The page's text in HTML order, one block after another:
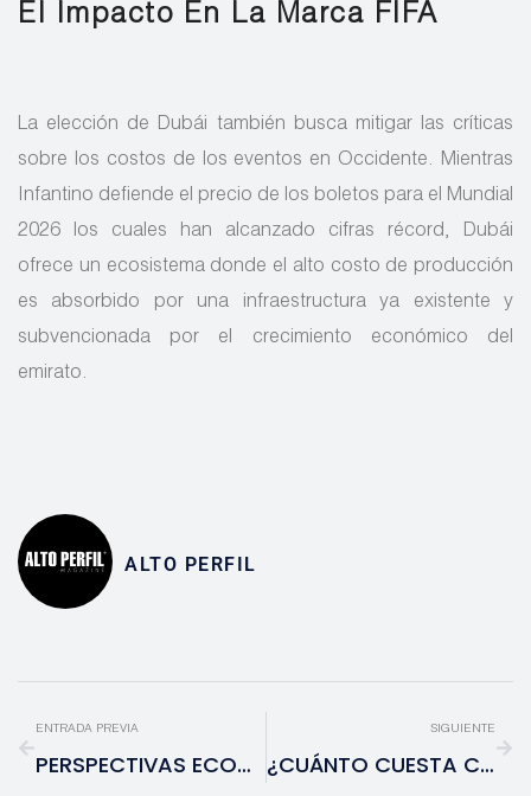
El Impacto En La Marca FIFA
La elección de Dubái también busca mitigar las críticas
sobre los costos de los eventos en Occidente. Mientras
Infantino defiende el precio de los boletos para el Mundial
2026 los cuales han alcanzado cifras récord, Dubái
ofrece un ecosistema donde el alto costo de producción
es absorbido por una infraestructura ya existente y
subvencionada por el crecimiento económico del
emirato.
ALTO PERFIL
ENTRADA PREVIA
PERSPECTIVAS ECONÓMICAS 2026: ¿QUÉ ESPERAR DEL CRECIMIENTO GLOBAL Y LA INFLACIÓN?
SIGUIENTE
¿CUÁNTO CUESTA COMER COMO UN DIOS? DESCUBRE LOS PLATILLOS MÁS EXCLUSIVOS Y CAROS DE 2025